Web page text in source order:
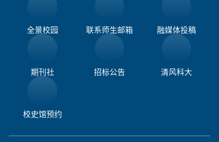
全景校园 联系师生邮箱 融媒体投稿​
期刊社 招标公告 清风科大
校史馆预约